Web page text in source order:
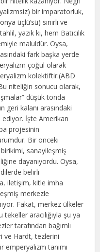
bir imparatorluk,
üçlü’sü) sınırlı ve
yazık ki, hem Batıcılık
maluldür. Oysa,
fark başka yerde
çoğul olarak
kolektiftir.(ABD
niteliğin sonucu olarak,
düşük tonda
geri kalanı arasındaki
İşte Amerikan
projesinin
Bir önceki
sanayileşmiş
dayanıyordu. Oysa,
belirli
iletişim, kitle imha
merkezle
Fakat, merkez ülkeler
aracılığıyla şu ya
tarafından bağımlı
ve Hardt, tezlerini
emperyalizm tanımı